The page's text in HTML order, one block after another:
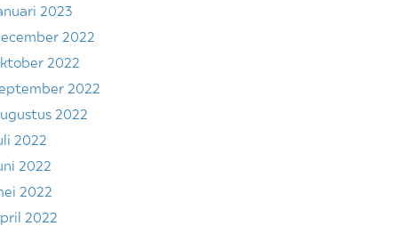
2023
2022
2022
2022
2022
2022
2022
2022
2022